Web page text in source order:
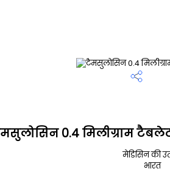
0.4 मिलीग्राम
मेडिसिन की
भारत